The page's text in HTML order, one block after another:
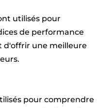
utilisés pour
de performance
d'offrir une meilleure
pour comprendre